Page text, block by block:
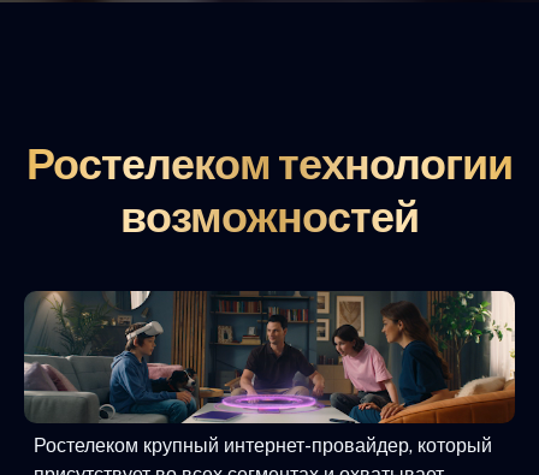
Ростелеком технологии
возможностей
Ростелеком крупный интернет-провайдер, который